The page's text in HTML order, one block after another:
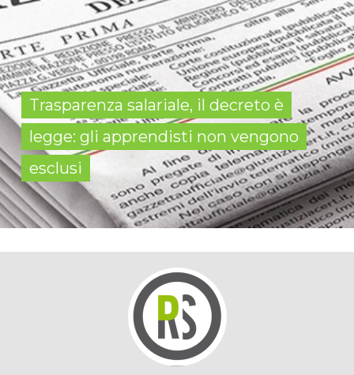
Trasparenza salariale, il decreto è
legge: gli apprendisti non vengono
esclusi